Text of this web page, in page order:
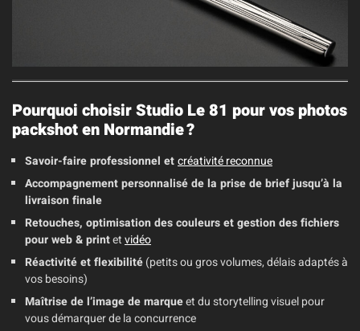
Pourquoi choisir Studio Le 81 pour vos photos
packshot en Normandie ?
Savoir-faire professionnel etcréativité reconnue
Accompagnement personnalisé de la prise de brief jusqu’à la
livraison finale
Retouches, optimisation des couleurs et gestion des fichiers
pour web & printetvidéo
Réactivité et flexibilité(petits ou gros volumes, délais adaptés à
vos besoins)
Maîtrise de l’image de marqueet du storytelling visuel pour
vous démarquer de la concurrence